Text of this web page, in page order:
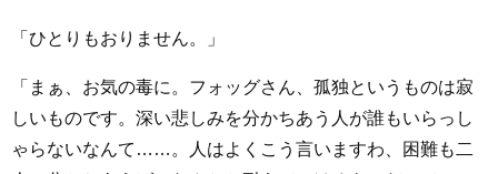
「ひとりもおりません。」
「まぁ、お気の毒に。フォッグさん、孤独というものは寂
しいものです。深い悲しみを分かちあう人が誰もいらっし
ゃらないなんて……。人はよくこう言いますわ、困難も二